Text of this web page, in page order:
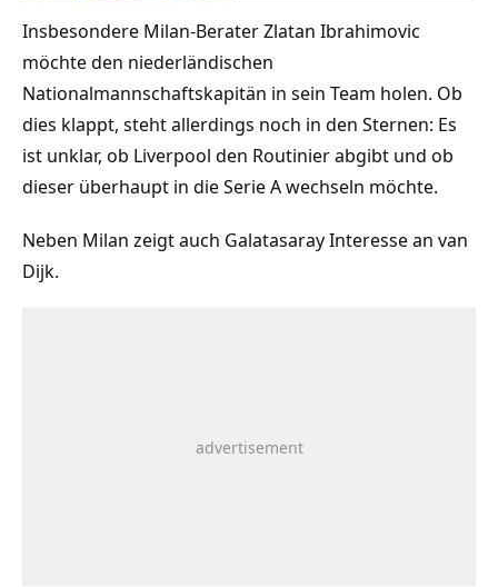
Insbesondere Milan-Berater Zlatan Ibrahimovic
möchte den niederländischen
Nationalmannschaftskapitän in sein Team holen. Ob
dies klappt, steht allerdings noch in den Sternen: Es
ist unklar, ob Liverpool den Routinier abgibt und ob
dieser überhaupt in die Serie A wechseln möchte.
Neben Milan zeigt auch Galatasaray Interesse an van
Dijk.